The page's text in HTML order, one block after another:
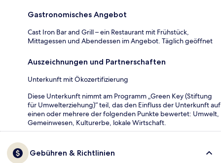
Gastronomisches Angebot
Cast Iron Bar and Grill – ein Restaurant mit Frühstück,
Mittagessen und Abendessen im Angebot. Täglich geöffnet
Auszeichnungen und Partnerschaften
Unterkunft mit Ökozertifizierung
Diese Unterkunft nimmt am Programm „Green Key (Stiftung
für Umwelterziehung)“ teil, das den Einfluss der Unterkunft auf
einen oder mehrere der folgenden Punkte bewertet: Umwelt,
Gemeinwesen, Kulturerbe, lokale Wirtschaft.
Gebühren & Richtlinien